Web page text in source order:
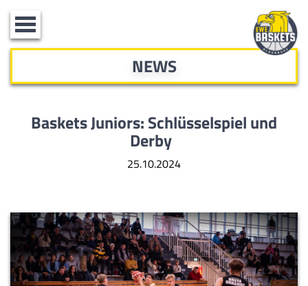
Toggle
navigation
NEWS
Baskets Juniors: Schlüsselspiel und
Derby
25.10.2024